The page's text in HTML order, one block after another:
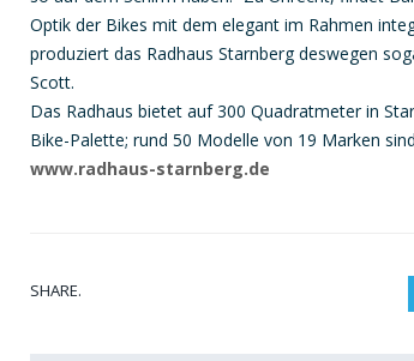
Optik der Bikes mit dem elegant im Rahmen
produziert das Radhaus Starnberg deswegen
Scott.
Das Radhaus bietet auf 300 Quadratmeter in
Bike-Palette; rund 50 Modelle von 19 Marken
www.radhaus-starnberg.de
SHARE.